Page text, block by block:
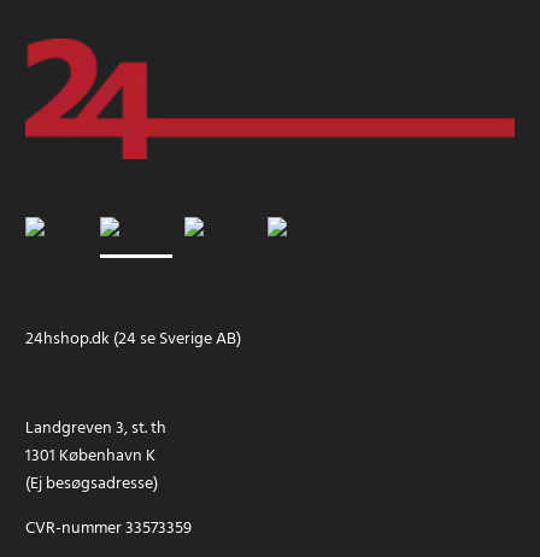
24hshop.dk (24 se Sverige AB)
Landgreven 3, st. th
1301 København K
(Ej besøgsadresse)
CVR-nummer 33573359